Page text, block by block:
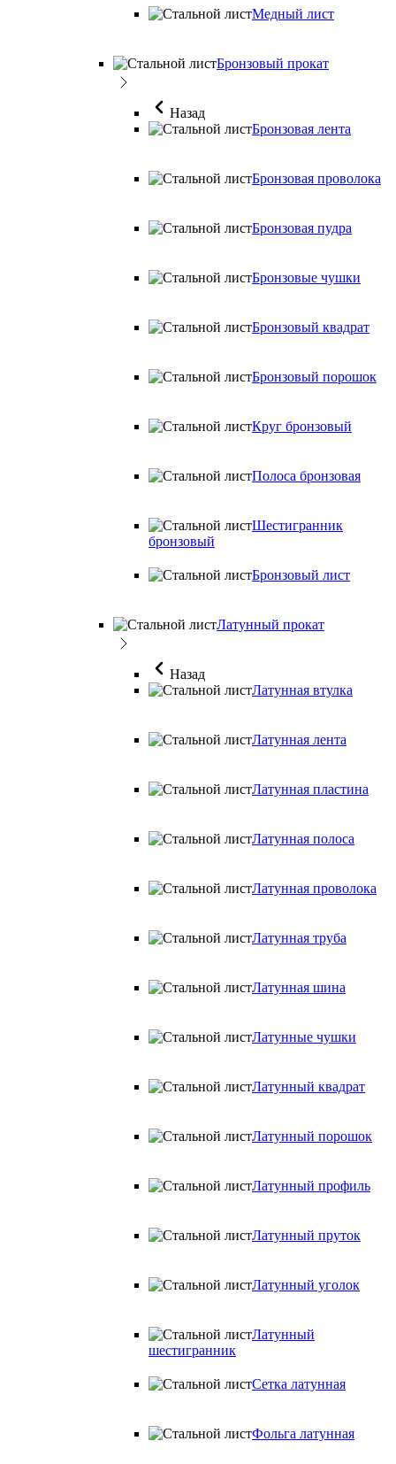
Медный лист
Бронзовый прокат
Назад
Бронзовая лента
Бронзовая проволока
Бронзовая пудра
Бронзовые чушки
Бронзовый квадрат
Бронзовый порошок
Круг бронзовый
Полоса бронзовая
Шестигранник
бронзовый
Бронзовый лист
Латунный прокат
Назад
Латунная втулка
Латунная лента
Латунная пластина
Латунная полоса
Латунная проволока
Латунная труба
Латунная шина
Латунные чушки
Латунный квадрат
Латунный порошок
Латунный профиль
Латунный пруток
Латунный уголок
Латунный
шестигранник
Сетка латунная
Фольга латунная